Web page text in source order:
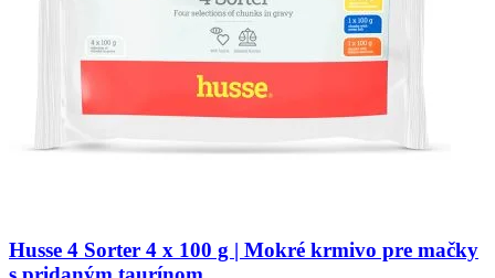
Husse 4 Sorter 4 x 100 g | Mokré krmivo pre mačky